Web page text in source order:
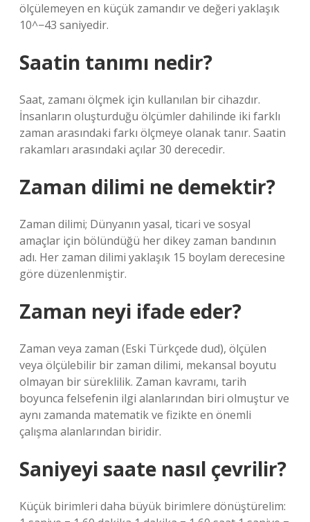
ölçülemeyen en küçük zamandır ve değeri yaklaşık
10^−43 saniyedir.
Saatin tanımı nedir?
Saat, zamanı ölçmek için kullanılan bir cihazdır.
İnsanların oluşturduğu ölçümler dahilinde iki farklı
zaman arasındaki farkı ölçmeye olanak tanır. Saatin
rakamları arasındaki açılar 30 derecedir.
Zaman dilimi ne demektir?
Zaman dilimi; Dünyanın yasal, ticari ve sosyal
amaçlar için bölündüğü her dikey zaman bandının
adı. Her zaman dilimi yaklaşık 15 boylam derecesine
göre düzenlenmiştir.
Zaman neyi ifade eder?
Zaman veya zaman (Eski Türkçede dud), ölçülen
veya ölçülebilir bir zaman dilimi, mekansal boyutu
olmayan bir süreklilik. Zaman kavramı, tarih
boyunca felsefenin ilgi alanlarından biri olmuştur ve
aynı zamanda matematik ve fizikte en önemli
çalışma alanlarından biridir.
Saniyeyi saate nasıl çevrilir?
Küçük birimleri daha büyük birimlere dönüştürelim: